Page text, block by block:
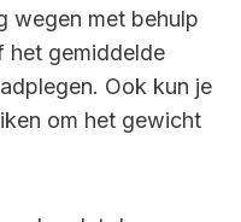
wegen met behulp
het gemiddelde
Ook kun je
om het gewicht